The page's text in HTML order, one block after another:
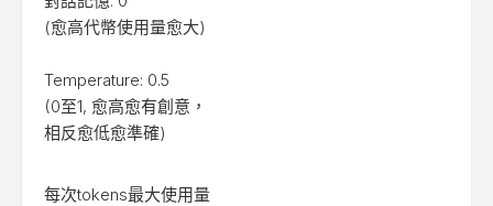
(愈高代幣使用量愈大)
Temperature: 0.5
(0至1, 愈高愈有創意，
相反愈低愈準確)
每次tokens最大使用量